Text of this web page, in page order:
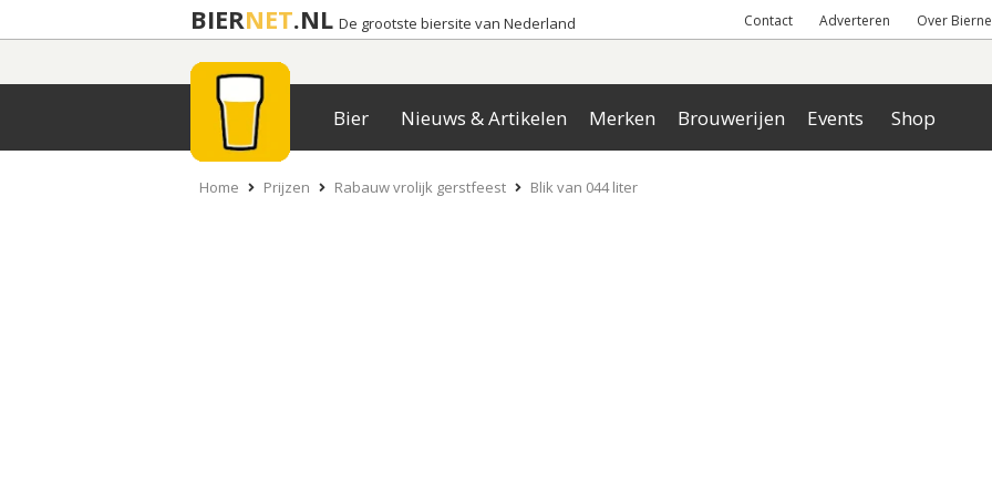
BIERNET.NL De grootste biersite van Nederland Contact Adverteren Over
Bier Nieuws & Artikelen Merken Brouwerijen Events Shop
Home Prijzen Rabauw vrolijk gerstfeest Blik van 044 liter